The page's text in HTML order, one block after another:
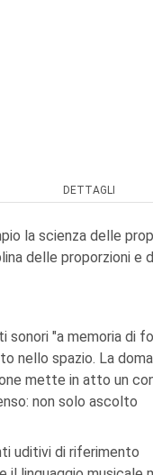
DETTAGLI
la scienza delle
delle proporzioni e
"a memoria di
nello spazio. La
mette in atto un
non solo ascolto
uditivi di riferimento